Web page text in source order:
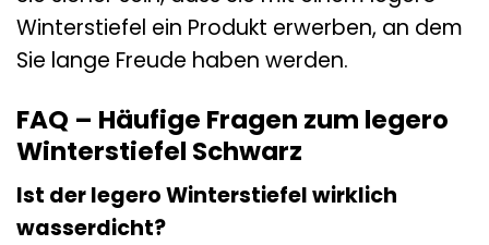
Winterstiefel ein Produkt erwerben, an dem
Sie lange Freude haben werden.
FAQ – Häufige Fragen zum legero
Winterstiefel Schwarz
Ist der legero Winterstiefel wirklich
wasserdicht?